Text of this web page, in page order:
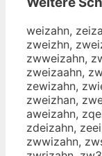
weizahn,
zweizhn,
zwweizahn,
zweizaahn,
zewizahn,
zweizhan,
aweizahn,
zdeizahn,
zwwizahn,